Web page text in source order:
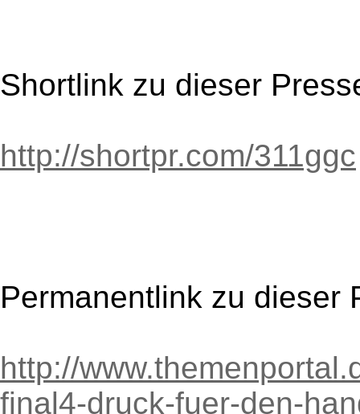
Shortlink zu dieser
http://shortpr.com/311ggc
Permanentlink zu dieser
http://
final4-druck-fuer-den-